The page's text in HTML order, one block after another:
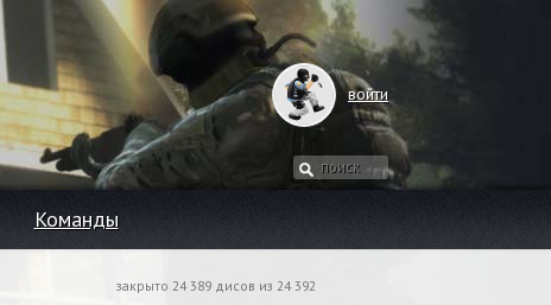
войти
Команды
закрыто 24 389 дисов из 24 392